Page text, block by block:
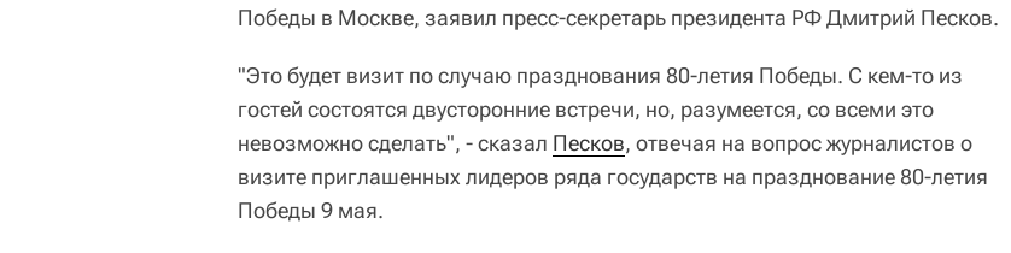
Победы в Москве, заявил пресс-секретарь президента РФ Дмитрий Песков.
"Это будет визит по случаю празднования 80-летия Победы. С кем-то из
гостей состоятся двусторонние встречи, но, разумеется, со всеми это
невозможно сделать", - сказал Песков, отвечая на вопрос журналистов о
визите приглашенных лидеров ряда государств на празднование 80-летия
Победы 9 мая.